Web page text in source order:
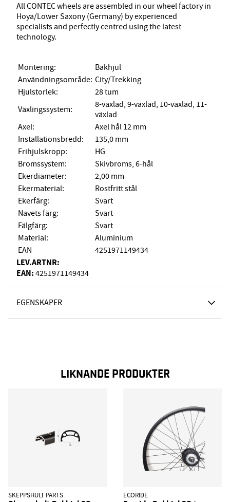
All CONTEC wheels are assembled in our wheel factory in
Hoya/Lower Saxony (Germany) by experienced
specialists and perfectly centred using the latest
technology.
Montering:
Bakhjul
Användningsområde: City/Trekking
Hjulstorlek:
28 tum
Växlingssystem:
8-växlad, 9-växlad, 10-växlad, 11-
växlad
Axel:
Axel hål 12 mm
Installationsbredd:
135,0 mm
Frihjulskropp:
HG
Bromssystem:
Skivbroms, 6-hål
Ekerdiameter:
2,00 mm
Ekermaterial:
Rostfritt stål
Ekerfärg:
Svart
Navets färg:
Svart
Fälgfärg:
Svart
Material:
Aluminium
EAN
4251971149434
LEV.ARTNR:
EAN: 4251971149434
EGENSKAPER
LIKNANDE PRODUKTER
SKEPPSHULT PARTS ECORIDE